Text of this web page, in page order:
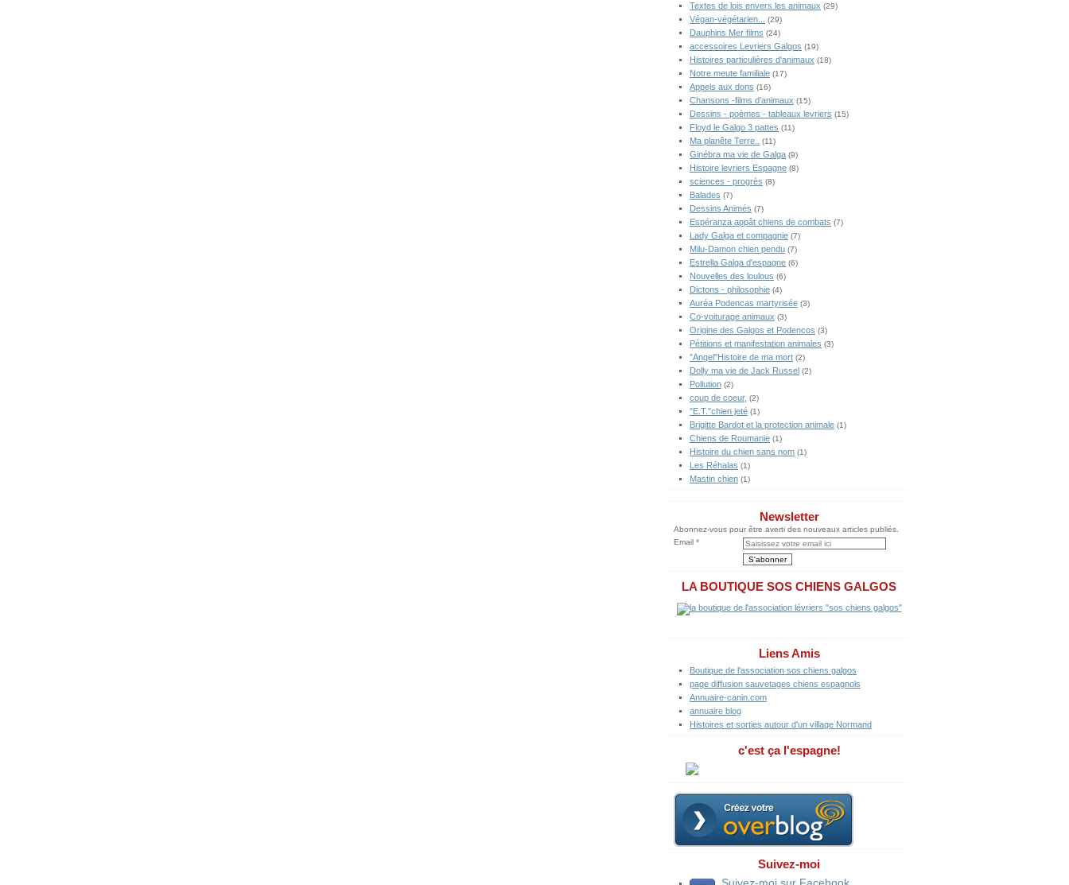
Textes de lois envers les animaux (29)
Végan-végétarien... (29)
Dauphins Mer films (24)
accessoires Levriers Galgos (19)
Histoires particulières d'animaux (18)
Notre meute familiale (17)
Appels aux dons (16)
Chansons -films d'animaux (15)
Dessins - poèmes - tableaux levriers (15)
Floyd le Galgo 3 pattes (11)
Ma planête Terre.. (11)
Ginébra ma vie de Galga (9)
Histoire levriers Espagne (8)
sciences - progrès (8)
Balades (7)
Dessins Animés (7)
Espéranza appât chiens de combats (7)
Lady Galga et compagnie (7)
Milu-Damon chien pendu (7)
Estrella Galga d'espagne (6)
Nouvelles des loulous (6)
Dictons - philosophie (4)
Auréa Podencas martyrisée (3)
Co-voiturage animaux (3)
Origine des Galgos et Podencos (3)
Pétitions et manifestation animales (3)
"Angel"Histoire de ma mort (2)
Dolly ma vie de Jack Russel (2)
Pollution (2)
coup de coeur, (2)
"E.T."chien jeté (1)
Brigitte Bardot et la protection animale (1)
Chiens de Roumanie (1)
Histoire du chien sans nom (1)
Les Réhalas (1)
Mastin chien (1)
Newsletter
Abonnez-vous pour être averti des nouveaux articles publiés.
Email
LA BOUTIQUE SOS CHIENS GALGOS
Liens Amis
Boutique de l'association sos chiens galgos
page diffusion sauvetages chiens espagnols
Annuaire-canin.com
annuaire blog
Histoires et sorties autour d'un village Normand
c'est ça l'espagne!
Suivez-moi